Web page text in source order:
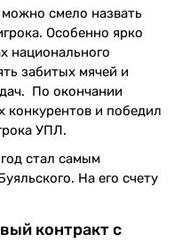
смело назвать
Особенно ярко
национального
забитых мячей и
По окончании
конкурентов и победил
УПЛ.
стал самым
На его счету
контракт с